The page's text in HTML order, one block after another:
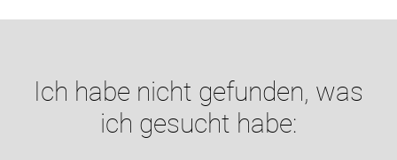
Ich habe nicht gefunden, was
ich gesucht habe: